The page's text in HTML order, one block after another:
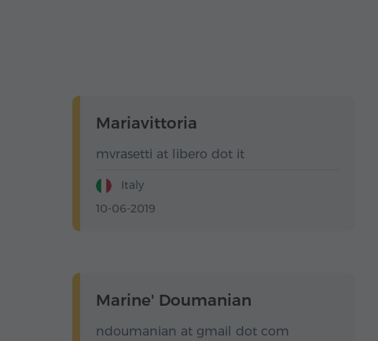
Mariavittoria
mvrasetti at libero dot it
Italy
10-06-2019
Marine' Doumanian
ndoumanian at gmail dot com